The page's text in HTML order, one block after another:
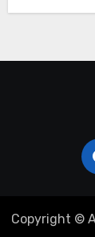
Copyright ©